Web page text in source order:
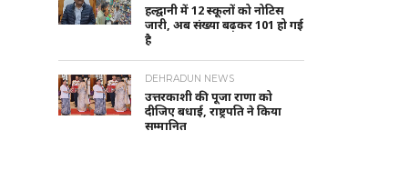
हल्द्वानी में 12 स्कूलों को नोटिस
जारी, अब संख्या बढ़कर 101 हो गई
है
DEHRADUN NEWS
उत्तरकाशी की पूजा राणा को
दीजिए बधाई, राष्ट्रपति ने किया
सम्मानित